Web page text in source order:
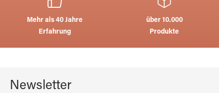
Mehr als 40 Jahre
Erfahrung
über 10.000
Produkte
Newsletter